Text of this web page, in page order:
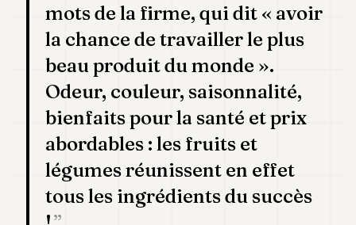
mots de la firme, qui dit « avoir
la chance de travailler le plus
beau produit du monde ».
Odeur, couleur, saisonnalité,
bienfaits pour la santé et prix
abordables : les fruits et
légumes réunissent en effet
tous les ingrédients du succès